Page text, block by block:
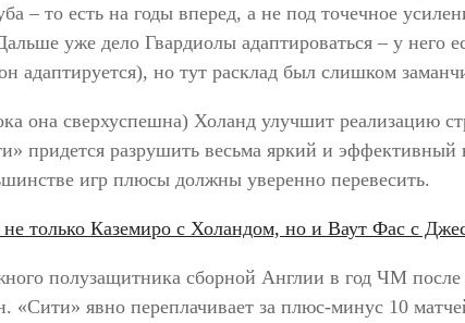
– то есть на годы вперед, а не под точечное
уже дело Гвардиолы адаптироваться – у
адаптируется), но тут расклад был слишком
она сверхуспешна) Холанд улучшит реализацию
придется разрушить весьма яркий и
игр плюсы должны уверенно перевесить.
полузащитника сборной Англии в год ЧМ после
«Сити» явно переплачивает за плюс-минус 10